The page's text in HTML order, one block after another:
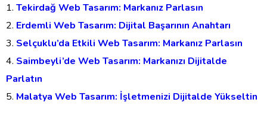
Tekirdağ Web Tasarım: Markanız Parlasın
Erdemli Web Tasarım: Dijital Başarının Anahtarı
Selçuklu’da Etkili Web Tasarım: Markanız Parlasın
Saimbeyli’de Web Tasarım: Markanızı Dijitalde
Parlatın
Malatya Web Tasarım: İşletmenizi Dijitalde Yükseltin